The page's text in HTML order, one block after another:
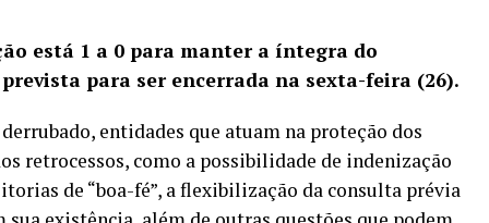
está 1 a 0 para manter a íntegra do
para ser encerrada na sexta-feira (26).
, entidades que atuam na proteção dos
retrocessos, como a possibilidade de indenização
de “boa-fé”, a flexibilização da consulta prévia